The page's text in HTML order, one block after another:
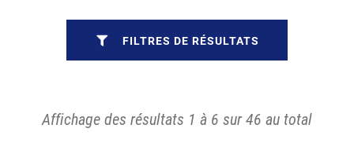
Affichage des résultats 1 à 6 sur 46 au total
FILTRES DE RÉSULTATS